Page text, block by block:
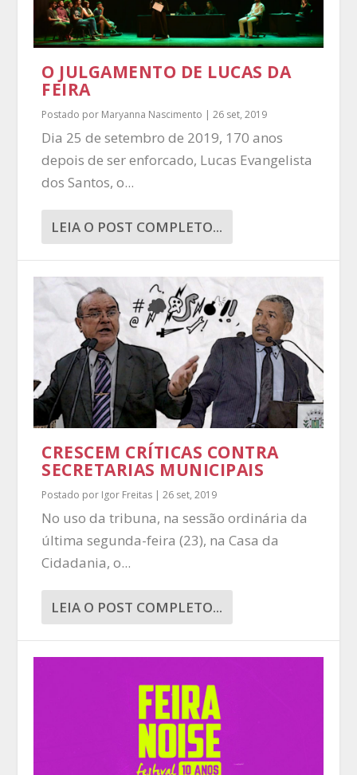
O JULGAMENTO DE LUCAS DA
FEIRA
Postado por Maryanna Nascimento |26 set, 2019
Dia 25 de setembro de 2019, 170 anos
depois de ser enforcado, Lucas Evangelista
dos Santos, o...
LEIA O POST COMPLETO...
CRESCEM CRÍTICAS CONTRA
SECRETARIAS MUNICIPAIS
Postado por Igor Freitas |26 set, 2019
No uso da tribuna, na sessão ordinária da
última segunda-feira (23), na Casa da
Cidadania, o...
LEIA O POST COMPLETO...